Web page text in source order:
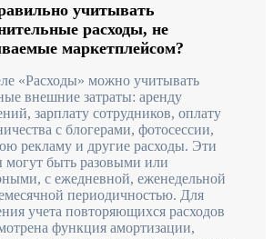
учитывать
расходы, не
маркетплейсом?
«Расходы» можно учитывать
внешние затраты: аренду
зарплату сотрудников, оплату
с блогерами, фотосессии,
рекламу и другие расходы. Эти
могут быть разовыми или
с ежедневной, еженедельной
периодичностью. Для
учета повторяющихся расходов
функция амортизации,